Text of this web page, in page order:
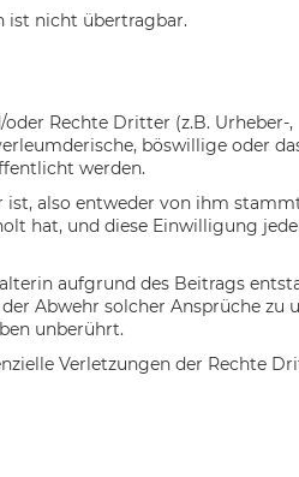
ist nicht übertragbar.
Rechte Dritter (z.B. Urheber-,
böswillige oder
werden.
also entweder von ihm
hat, und diese Einwilligung
aufgrund des Beitrags
Abwehr solcher Ansprüche zu
unberührt.
Verletzungen der Rechte